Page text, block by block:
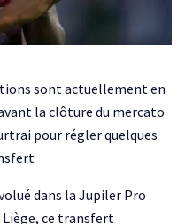
sont actuellement en
la clôture du mercato
pour régler quelques
dans la Jupiler Pro
Liège, ce transfert